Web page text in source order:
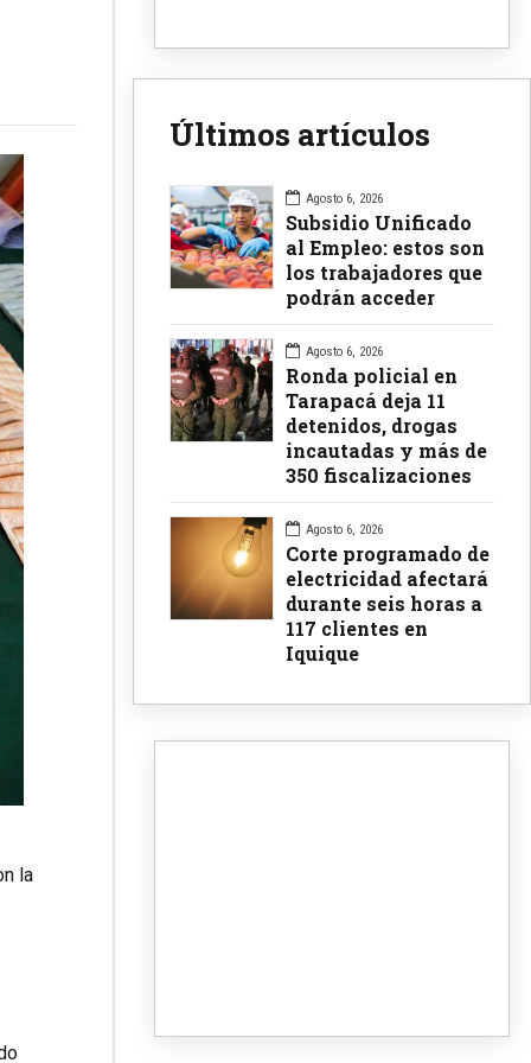
la
Últimos artículos
Agosto 6, 2026
Subsidio Unificado
al Empleo: estos son
los trabajadores que
podrán acceder
Agosto 6, 2026
Ronda policial en
Tarapacá deja 11
detenidos, drogas
incautadas y más de
350 fiscalizaciones
Agosto 6, 2026
Corte programado de
electricidad afectará
durante seis horas a
117 clientes en
Iquique